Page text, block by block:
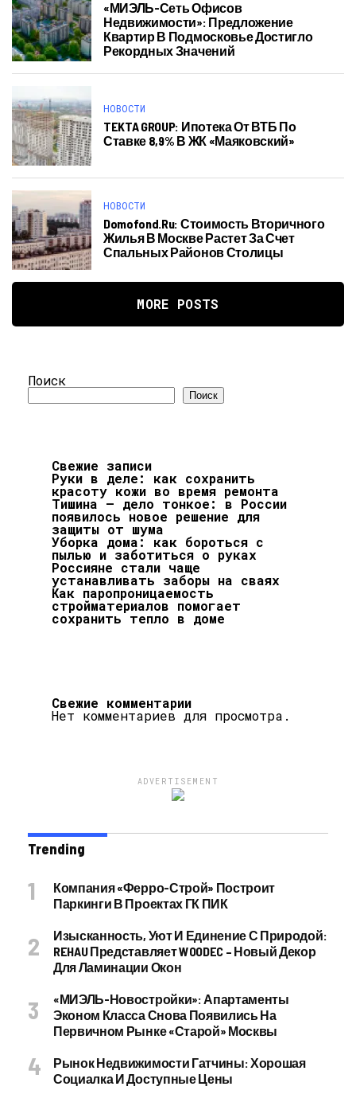
«МИЭЛЬ-Сеть Офисов
Недвижимости»: Предложение
Квартир В Подмосковье Достигло
Рекордных Значений
НОВОСТИ
TEKTA GROUP: Ипотека От ВТБ По
Ставке 8,9% В ЖК «Маяковский»
НОВОСТИ
Domofond.ru: Стоимость Вторичного
Жилья В Москве Растет За Счет
Спальных Районов Столицы
MORE POSTS
Поиск
Поиск
Свежие записи
Руки в деле: как сохранить
красоту кожи во время ремонта
Тишина – дело тонкое: в России
появилось новое решение для
защиты от шума
Уборка дома: как бороться с
пылью и заботиться о руках
Россияне стали чаще
устанавливать заборы на сваях
Как паропроницаемость
стройматериалов помогает
сохранить тепло в доме
Свежие комментарии
Нет комментариев для просмотра.
ADVERTISEMENT
Trending
Компания «Ферро-Строй» Построит
Паркинги В Проектах ГК ПИК
Изысканность, Уют И Единение С Природой:
REHAU Представляет WOODEC – Новый Декор
Для Ламинации Окон
«МИЭЛЬ-Новостройки»: Апартаменты
Эконом Класса Снова Появились На
Первичном Рынке «старой» Москвы
Рынок Недвижимости Гатчины: Хорошая
Социалка И Доступные Цены